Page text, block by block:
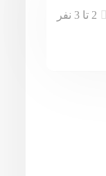
2 تا 3 نفر